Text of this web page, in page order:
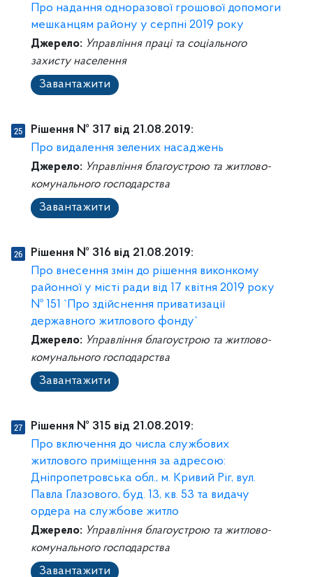
Про надання одноразової грошової допомоги
мешканцям району у серпні 2019 року
Джерело: Управління праці та соціального
захисту населення
Завантажити
Рішення № 317 від 21.08.2019:
Про видалення зелених насаджень
Джерело: Управління благоустрою та житлово-
комунального господарства
Завантажити
Рішення № 316 від 21.08.2019:
Про внесення змін до рішення виконкому
районної у місті ради від 17 квітня 2019 року
№ 151 `Про здійснення приватизації
державного житлового фонду`
Джерело: Управління благоустрою та житлово-
комунального господарства
Завантажити
Рішення № 315 від 21.08.2019:
Про включення до числа службових
житлового приміщення за адресою:
Дніпропетровська обл., м. Кривий Ріг, вул.
Павла Глазового, буд. 13, кв. 53 та видачу
ордера на службове житло
Джерело: Управління благоустрою та житлово-
комунального господарства
Завантажити